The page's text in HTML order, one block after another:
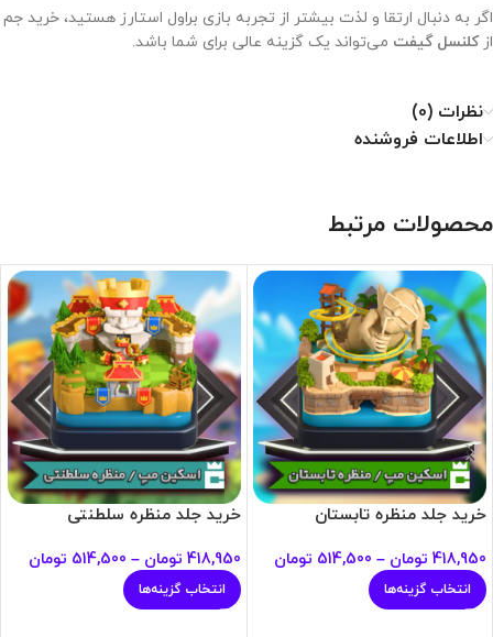
اگر به دنبال ارتقا و لذت بیشتر از تجربه بازی براول استارز هستید، خرید جم
ازکلنسل گیفت می‌تواند یک گزینه عالی برای شما باشد.
نظرات (0)
اطلاعات فروشنده
محصولات مرتبط
خرید جلد منظره تابستان
418,950 تومان –
514,500 تومان
انتخاب گزینه‌ها
خرید جلد منظره سلطنتی
418,950 تومان –
514,500 تومان
انتخاب گزینه‌ها